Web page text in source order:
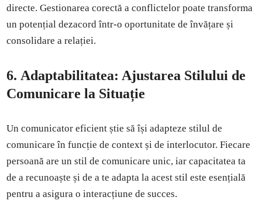
directe. Gestionarea corectă a conflictelor poate transforma
un potențial dezacord într-o oportunitate de învățare și
consolidare a relației.
6. Adaptabilitatea: Ajustarea Stilului de
Comunicare la Situație
Un comunicator eficient știe să își adapteze stilul de
comunicare în funcție de context și de interlocutor. Fiecare
persoană are un stil de comunicare unic, iar capacitatea ta
de a recunoaște și de a te adapta la acest stil este esențială
pentru a asigura o interacțiune de succes.